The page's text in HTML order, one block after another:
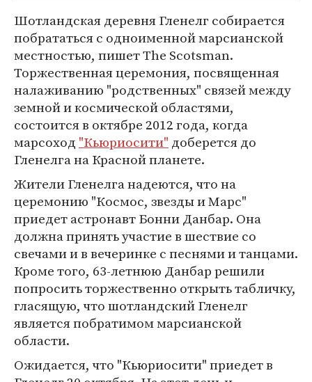
Шотландская деревня Гленелг собирается
побрататься с одноименной марсианской
местностью, пишет The Scotsman.
Торжественная церемония, посвященная
налаживанию "родственных" связей между
земной и космической областями,
состоится в октябре 2012 года, когда
марсоход "Кьюриосити" доберется до
Гленелга на Красной планете.
Жители Гленелга надеются, что на
церемонию "Космос, звезды и Марс"
приедет астронавт Бонни Данбар. Она
должна принять участие в шествие со
свечами и в вечеринке с песнями и танцами.
Кроме того, 63-летнюю Данбар решили
попросить торжественно открыть табличку,
гласящую, что шотландский Гленелг
является побратимом марсианской
области.
Ожидается, что "Кьюриосити" приедет в